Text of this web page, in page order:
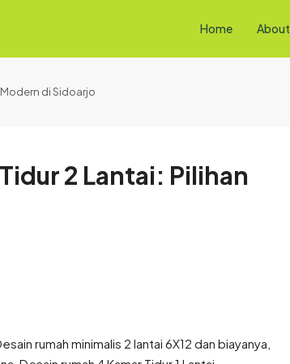
Home About
Modern di Sidoarjo
2 Lantai: Pilihan